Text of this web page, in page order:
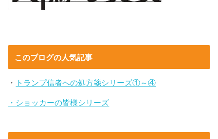
このブログの人気記事
・ トランプ信者への処方箋シリーズ①～④
・ショッカーの皆様シリーズ